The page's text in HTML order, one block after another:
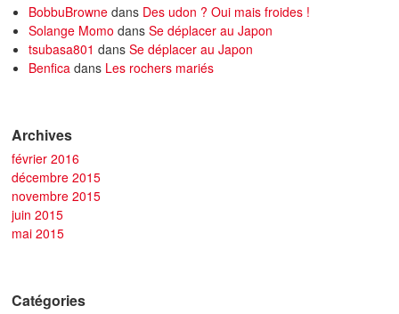
BobbuBrownedans Des udon ? Oui mais froides !
Solange Momo dans Se déplacer au Japon
tsubasa801 dans Se déplacer au Japon
Benficadans Les rochers mariés
Archives
février 2016
décembre 2015
novembre 2015
juin 2015
mai 2015
Catégories